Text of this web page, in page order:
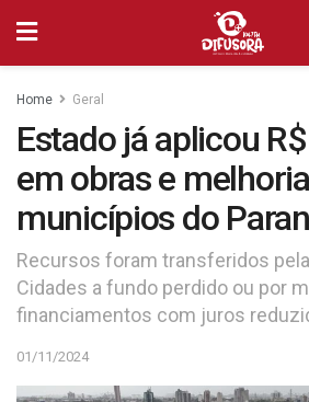
Home Geral
Estado já aplicou
em obras e
municípios do
Recursos foram transferidos
Cidades a fundo perdido ou por
financiamentos com juros
01/11/2024